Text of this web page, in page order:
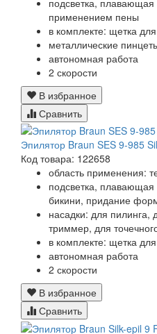
применением пены
в комплекте: щетка
металлические
автономная работа
2 скорости
В избранное
Сравнить
Эпилятор Braun SES 9-985
Код товара: 122658
область применения:
подсветка, плавающая
бикини, придание
насадки: для пилинга,
триммер, для
в комплекте: щетка
автономная работа
2 скорости
В избранное
Сравнить